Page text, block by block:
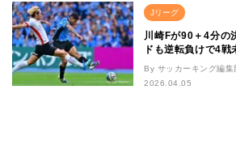
Jリーグ
川崎Fが90＋4分
ドも逆転負けで4
By サッカーキング編集
2026.04.05